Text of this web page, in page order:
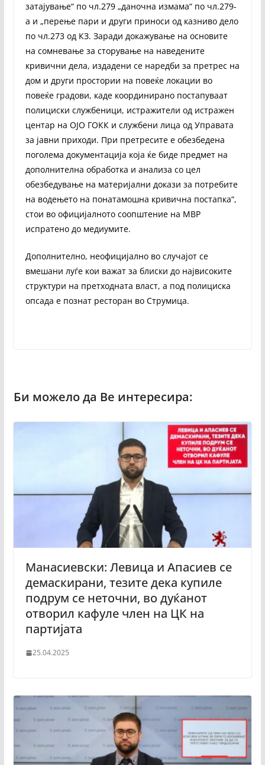
затајување“ по чл.279 „даночна измама“ по чл.279-
а и „перење пари и други приноси од казниво дело
по чл.273 од КЗ. Заради докажување на основите
на сомневање за сторување на наведените
кривични дела, издадени се наредби за претрес на
дом и други простории на повеќе локации во
повеќе градови, каде координирано постапуваат
полициски службеници, истражители од истражен
центар на ОЈО ГОКК и службени лица од Управата
за јавни приходи. При претресите е обезбедена
поголема документација која ќе биде предмет на
дополнителна обработка и анализа со цел
обезбедување на материјални докази за потребите
на водењето на понатамошна кривична постапка“,
стои во официјалното соопштение на МВР
испратено до медиумите.
Дополнително, неофицијално во случајот се
вмешани луѓе кои важат за блиски до највисоките
структури на претходната власт, а под полициска
опсада е познат ресторан во Струмица.
Манасиевски: Левица и Апасиев се
демаскирани, тезите дека купиле
подрум се неточни, во дуќанот
отворил кафуле член на ЦК на
партијата
25.04.2025